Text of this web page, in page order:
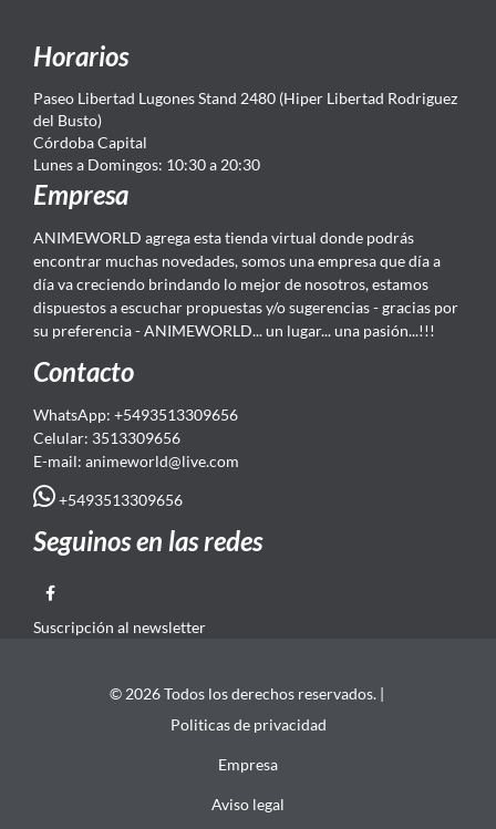
Horarios
Paseo Libertad Lugones Stand 2480 (Hiper Libertad Rodriguez
del Busto)
Córdoba Capital
Lunes a Domingos: 10:30 a 20:30
Empresa
ANIMEWORLD agrega esta tienda virtual donde podrás
encontrar muchas novedades, somos una empresa que día a
día va creciendo brindando lo mejor de nosotros, estamos
dispuestos a escuchar propuestas y/o sugerencias - gracias por
su preferencia - ANIMEWORLD... un lugar... una pasión...!!!
Contacto
WhatsApp: +5493513309656
Celular: 3513309656
E-mail: animeworld@live.com
+5493513309656
Seguinos en las redes
Suscripción al newsletter
© 2026 Todos los derechos reservados. |
Politicas de privacidad
Empresa
Aviso legal